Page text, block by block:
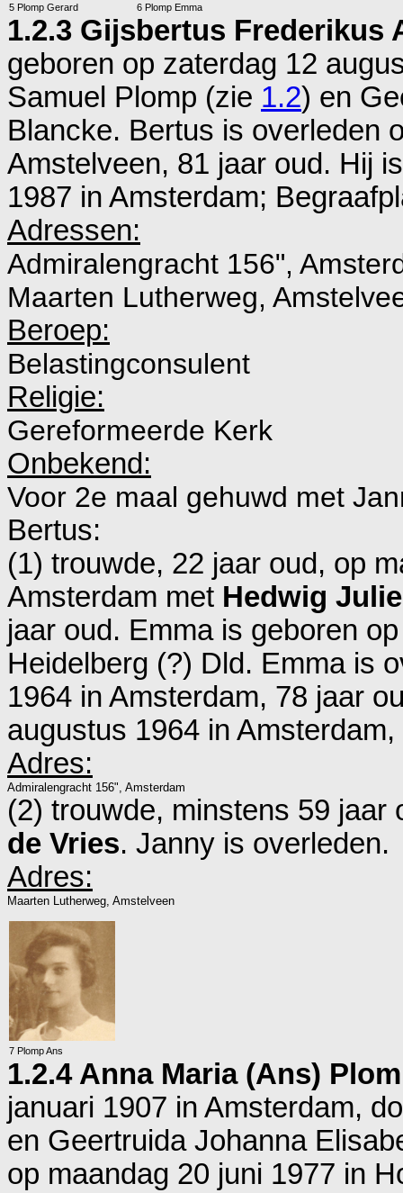
5 Plomp Gerard 6 Plomp Emma
1.2.3 Gijsbertus Frederikus
geboren op zaterdag 12
Samuel Plomp (zie 1.2) en
Blancke. Bertus is overleden
Amstelveen, 81 jaar oud. Hij
1987 in Amsterdam;
Adressen:
Admiralengracht 156",
Maarten Lutherweg,
Beroep:
Belastingconsulent
Religie:
Gereformeerde Kerk
Onbekend:
Voor 2e maal gehuwd met
Bertus:
(1) trouwde, 22 jaar oud, op
Amsterdam met Hedwig
jaar oud. Emma is geboren
Heidelberg (?) Dld. Emma is
1964 in Amsterdam, 78 jaar
augustus 1964 in
Adres:
Admiralengracht 156", Amsterdam
(2) trouwde, minstens 59
de Vries. Janny is overleden.
Adres:
Maarten Lutherweg, Amstelveen
7 Plomp Ans
1.2.4 Anna Maria (Ans)
januari 1907 in Amsterdam,
en Geertruida Johanna
op maandag 20 juni 1977 in